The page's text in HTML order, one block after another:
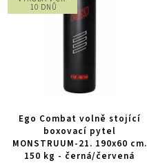
10 DNŮ
Ego Combat volně stojící
boxovací pytel
MONSTRUUM-21. 190x60 cm.
150 kg - černá/červená